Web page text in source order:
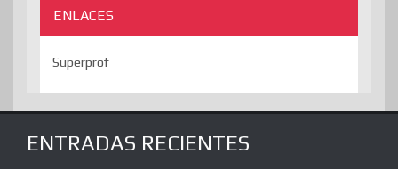
ENLACES
Superprof
ENTRADAS RECIENTES